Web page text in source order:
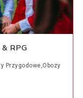
RPG
Przygodowe,Obozy